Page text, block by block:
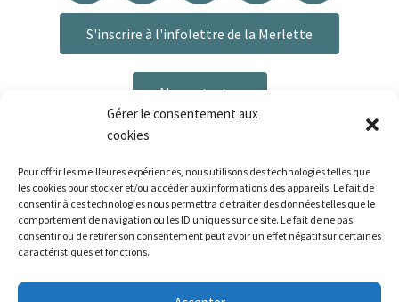
Gérer le consentement aux
cookies
Pour offrir les meilleures expériences, nous utilisons des technologies telles que
les cookies pour stocker et/ou accéder aux informations des appareils. Le fait de
consentir à ces technologies nous permettra de traiter des données telles que le
comportement de navigation ou les ID uniques sur ce site. Le fait de ne pas
consentir ou de retirer son consentement peut avoir un effet négatif sur certaines
caractéristiques et fonctions.
Bonjour ! Le délai de préparation de vos commandes
S'inscrire à l'infolettre de la Merlette
Me contacter
Plan du site|Mentions légales
CGV